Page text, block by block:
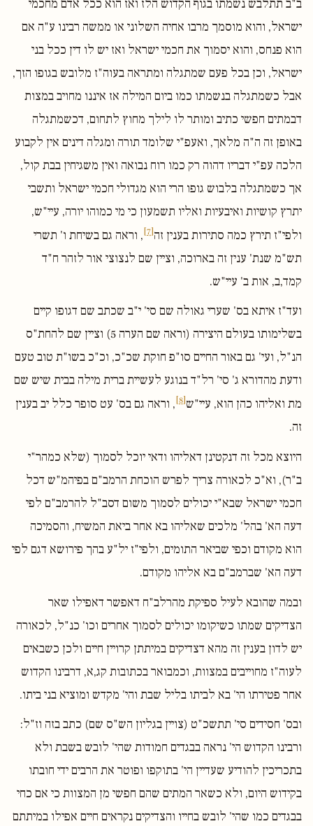
ב"ב תתלבש נשמתו בגוף הקדוש הלז ואז הוא ככל אדם מחכמי
ישראל, והוא מוסמך מרבו אחיה השלוני או ממשה רבינו ע"ה אם
הוא פנחס, והוא יסמוך את חכמי ישראל ואז יש לו דין ככל בני
ישראל, וכן בכל פעם שמתגלה ומתראה בעוה"ז מלובש בגופו הזך,
אבל כשמתגלה בנשמתו כמו ביום המילה אז איננו מחויב במצות
דבמתים חפשי כתיב ומותר לו לילך מחוץ לתחום, דכשמתגלה
באופן זה ה"ה מלאך, ואעפ"י שלומד תורה ומגלה דינים אין לקבוע
הלכה עפ"י דבריו דהוה רק כמו רוח נבואה ואין משגיחין בבת קול,
אך כשמתגלה בלבוש גופו הרי הוא מגדולי חכמי ישראל ותשבי
יתרץ קושיות ואיבעיות ואליו תשמעון כי מי כמוהו יורה, עיי"ש,
ולפי"ז תירץ כמה סתירות בענין זה[7]
, וראה גם בשיחת ו' תשרי
תש"מ שנת' ענין זה בארוכה, וציין שם לנצוצי אור לזהר ח"ד
קמד,ב, אות ב' עיי"ש.
ועד"ז איתא בס' שערי גאולה שם סי' י"ב שכתב שם דגופו קיים
בשלימותו בעולם היצירה (וראה שם הערה 5) וציין שם להחת"ס
הנ"ל, ועי' גם באור החיים סו"פ חוקת שכ"כ, וכ"כ בשו"ת טוב טעם
ודעת מהדורא ג' סי' רל"ד בנוגע לעשיית ברית מילה בבית שיש שם
מת ואליהו כהן הוא, עיי"ש[8]
, וראה גם בס' עט סופר כלל יב בענין
זה.
היוצא מכל זה דנקטינן דאליהו ודאי יוכל לסמוך (שלא כמהר"י
ב"ר), וא"כ לכאורה צריך לפרש הוכחת הרמב"ם בפיהמ"ש דכל
חכמי ישראל שבא"י יכולים לסמוך משום דסב"ל להרמב"ם לפי
דעה הא' בהל' מלכים שאליהו בא אחר ביאת המשיח, והסמיכה
הוא מקודם וכפי שביאר התומים, ולפי"ז יל"ע בהך פירושא דגם לפי
דעה הא' שברמב"ם בא אליהו מקודם.
ובמה שהובא לעיל ספיקת מהרלב"ח דאפשר דאפילו שאר
הצדיקים שמתו כשיקומו יכולים לסמוך אחרים וכו' כנ"ל, לכאורה
יש לדון בענין זה מהא דצדיקים במיתתן קרויין חיים ולכן כשבאים
לעוה"ז מחוייבים במצוות, וכמבואר בכתובות קג,א, דרבינו הקדוש
אחר פטירתו הי' בא לביתו בליל שבת והי' מקדש ומוציא בני ביתו.
ובס' חסידים סי' תתשכ"ט (צויין בגליון הש"ס שם) כתב בזה וז"ל:
ורבינו הקדוש הי' נראה בבגדים חמודות שהי' לובש בשבת ולא
בתכריכין להודיע שעדיין הי' בתוקפו ופוטר את הרבים ידי חובתו
בקידוש היום, ולא כשאר המתים שהם חפשי מן המצוות כי אם כחי
בבגדים כמו שהי' לובש בחייו והצדיקים נקראים חיים אפילו במיתתם